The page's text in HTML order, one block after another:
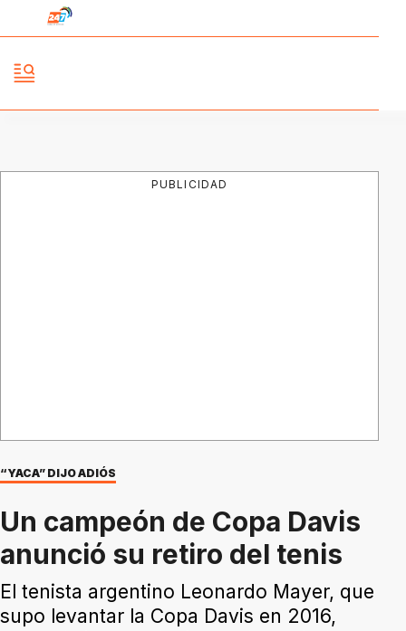
PUBLICIDAD
“YACA” DIJO ADIÓS
Un campeón de Copa Davis
anunció su retiro del tenis
El tenista argentino Leonardo Mayer, que
supo levantar la Copa Davis en 2016,